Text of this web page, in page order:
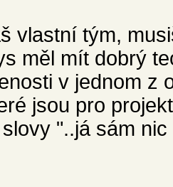
vlastní tým,
měl mít dobrý
v jednom z
jsou pro
"..já sám